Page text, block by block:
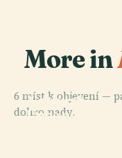
More in
6 míst k objevení —
dohromady.
Natural
Urbana De